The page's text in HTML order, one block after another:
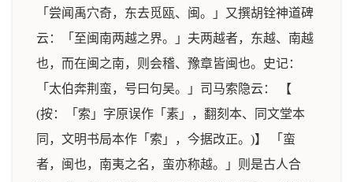
「尝闻禹穴奇，东去觅瓯、闽。」又撰胡铨神道碑
云：「至闽南两越之界。」夫两越者，东越、南越
也，而在闽之南，则会稽、豫章皆闽也。史记：
「太伯奔荆蛮，号曰句吴。」司马索隐云： 【
(按：「索」字原误作「素」，翻刻本、同文堂本
同，文明书局本作「索」，今据改正。)】 「蛮
者，闽也，南夷之名，蛮亦称越。」则是古人合